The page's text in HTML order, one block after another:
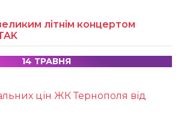
літнім концертом
14 ТРАВНЯ
цін ЖК Тернополя від